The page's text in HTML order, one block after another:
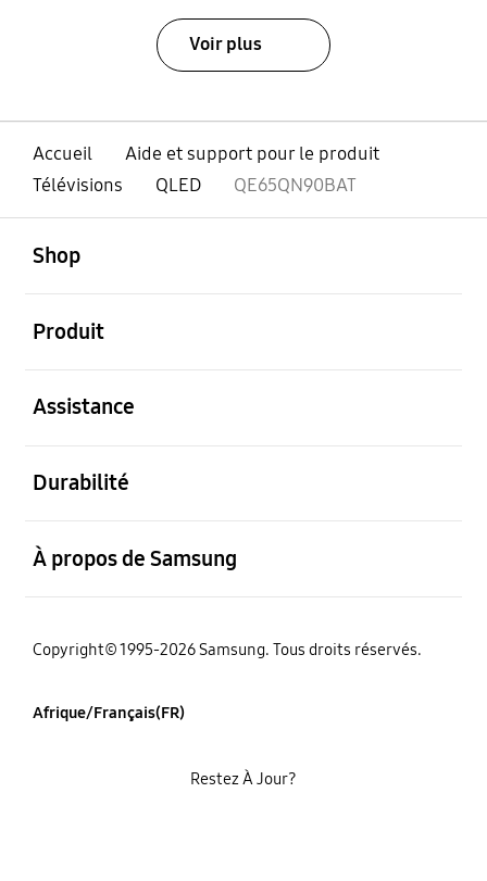
Voir plus
Accueil
Aide et support pour le produit
Télévisions
QLED QE65QN90BAT
Shop
Produit
Assistance
Durabilité
À propos de Samsung
Copyright© 1995-2026 Samsung. Tous droits réservés.
Afrique/Français(FR)
Restez À Jour?